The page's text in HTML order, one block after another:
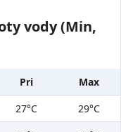
vody (Min,
Pri
Max
27°C
29°C